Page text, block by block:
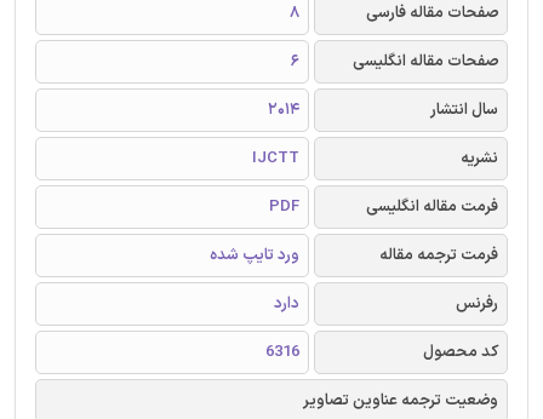
صفحات مقاله فارسی
8
صفحات مقاله انگلیسی
6
سال انتشار
2014
نشریه
IJCTT
فرمت مقاله انگلیسی
PDF
فرمت ترجمه مقاله
ورد تایپ شده
رفرنس
دارد
کد محصول
6316
وضعیت ترجمه عناوین تصاویر